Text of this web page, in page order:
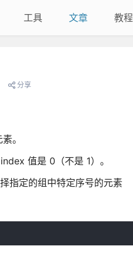
工具 文章 教程
分享
。
值是 0（不是 1）。
指定的组中特定序号的元素